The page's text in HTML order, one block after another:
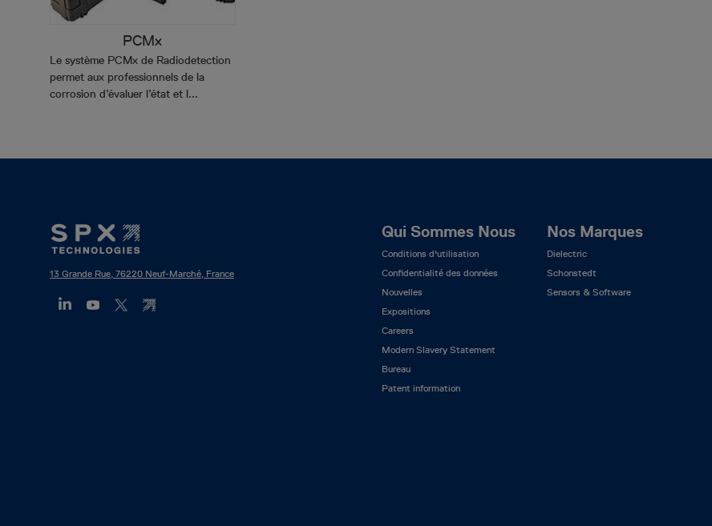
PCMx
Le système PCMx de Radiodetection
permet aux professionnels de la
corrosion d’évaluer l’état et l...
13 Grande Rue, 76220 Neuf-Marché, France
Footer
Mega
Menu
(FR)
Qui Sommes Nous
Conditions d'utilisation
Confidentialité des données
Nouvelles
Expositions
Careers
Modern Slavery Statement
Bureau
Patent information
Nos Marques
Dielectric
Schonstedt
Sensors & Software